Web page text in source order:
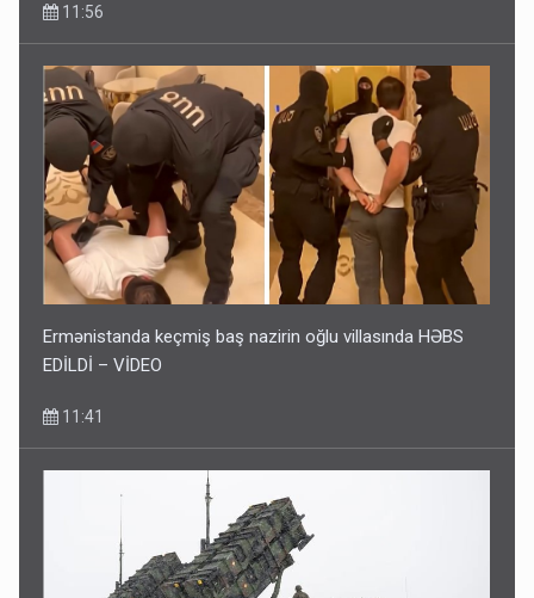
11:56
Ermənistanda keçmiş baş nazirin oğlu villasında HƏBS
EDİLDİ – VİDEO
11:41